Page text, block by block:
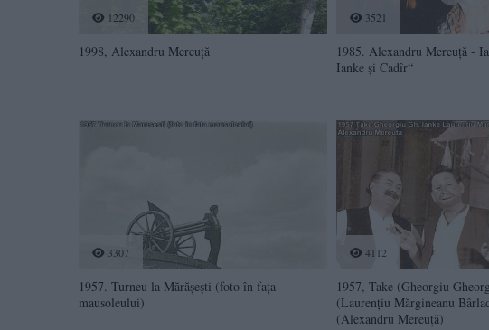
12290
1998, Alexandru Mereuţă
3521
1985. Alexandru Mereuţă -
Ianke şi Cadîr“
3307
1957. Turneu la Mărăşeşti (foto în faţa
mausoleului)
4112
1957, Take (Gheorgiu
(Laurenţiu Mărgineanu
(Alexandru Mereuţă)